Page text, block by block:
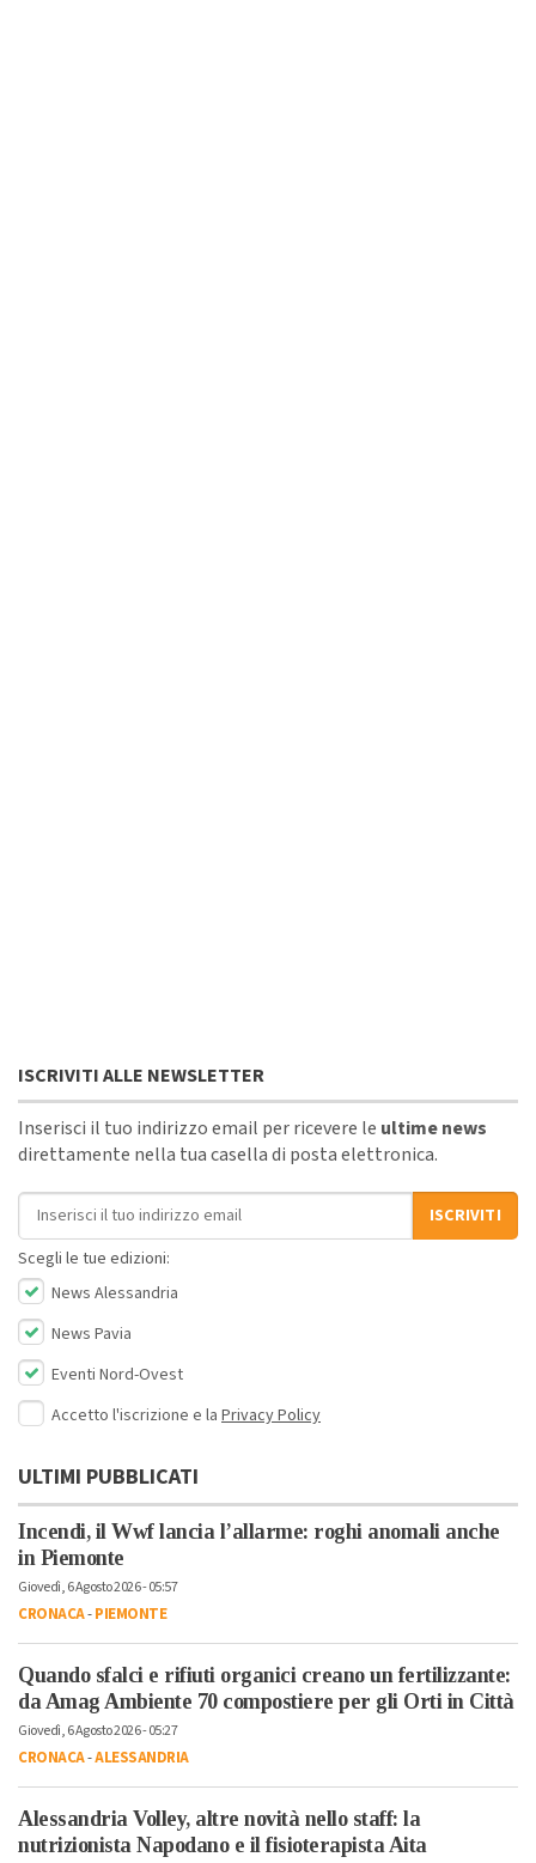
ISCRIVITI ALLE NEWSLETTER
Inserisci il tuo indirizzo email per ricevere le ultime news
direttamente nella tua casella di posta elettronica.
Indirizzo email
ISCRIVITI
Scegli le tue edizioni:
News Alessandria
News Pavia
Eventi Nord-Ovest
Accetto l'iscrizione e la Privacy Policy
ULTIMI PUBBLICATI
Incendi, il Wwf lancia l’allarme: roghi anomali anche
in Piemonte
Giovedì, 6 Agosto 2026 - 05:57
CRONACA-PIEMONTE
Quando sfalci e rifiuti organici creano un fertilizzante:
da Amag Ambiente 70 compostiere per gli Orti in Città
Giovedì, 6 Agosto 2026 - 05:27
CRONACA-ALESSANDRIA
Alessandria Volley, altre novità nello staff: la
nutrizionista Napodano e il fisioterapista Aita